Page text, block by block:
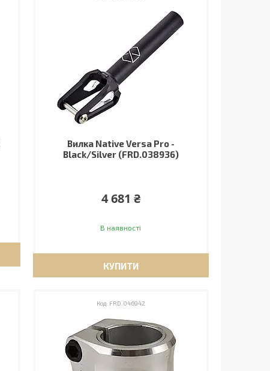
Вилка Native Versa Pro -
Black/Silver (FRD.038936)
4 681 ₴
В наявності
КУПИТИ
FRD.046942